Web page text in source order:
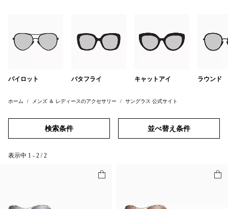
パイロット バタフライ キャットアイ ラウンド
ホーム メンズ ＆ レディースのアクセサリー サングラス 公式サイト
検索条件 並べ替え条件
表示中 1 - 2 / 2